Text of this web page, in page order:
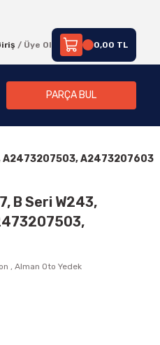
/ Üye Ol 0,00 TL
PARÇA BUL
A2473207503, A2473207603
B Seri W243,
,Alman Oto Yedek